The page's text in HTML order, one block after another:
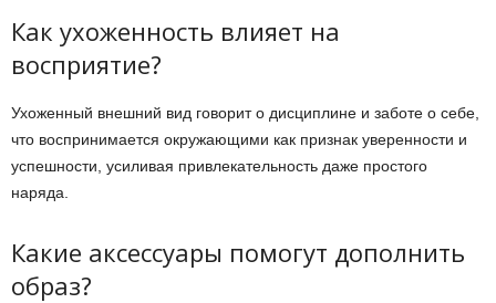
Как ухоженность влияет на
восприятие?
Ухоженный внешний вид говорит о дисциплине и заботе о себе,
что воспринимается окружающими как признак уверенности и
успешности, усиливая привлекательность даже простого
наряда.
Какие аксессуары помогут дополнить
образ?